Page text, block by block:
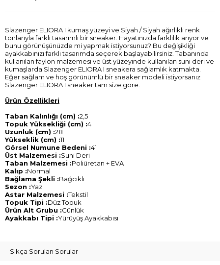
Slazenger ELIORA I kumaş yüzeyi ve Siyah / Siyah ağırlıklı renk
tonlarıyla farklı tasarımlı bir sneaker. Hayatınızda farklılık arıyor ve
bunu görünüşünüzde mi yapmak istiyorsunuz? Bu değişikliği
ayakkabınızı farklı tasarımda seçerek başlayabilirsiniz. Tabanında
kullanılan faylon malzemesi ve üst yüzeyinde kullanılan suni deri ve
kumaşlarda Slazenger ELIORA I sneakera sağlamlık katmakta.
Eğer sağlam ve hoş görünümlü bir sneaker modeli istiyorsanız
Slazenger ELIORA I sneaker tam size göre.
Ürün Özellikleri
Taban Kalınlığı (cm) :2,5
Topuk Yüksekliği (cm) :4
Uzunluk (cm) :28
Yükseklik (cm) :11
Görsel Numune Bedeni :41
Üst Malzemesi :Suni Deri
Taban Malzemesi :Poliüretan + EVA
Kalıp :Normal
Bağlama Şekli :Bağcıklı
Sezon :Yaz
Astar Malzemesi :Tekstil
Topuk Tipi :Düz Topuk
Ürün Alt Grubu :Günlük
Ayakkabı Tipi :Yürüyüş Ayakkabısı
Sıkça Sorulan Sorular